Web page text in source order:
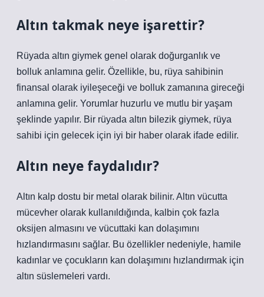
Altın takmak neye işarettir?
Rüyada altın giymek genel olarak doğurganlık ve
bolluk anlamına gelir. Özellikle, bu, rüya sahibinin
finansal olarak iyileşeceği ve bolluk zamanına gireceği
anlamına gelir. Yorumlar huzurlu ve mutlu bir yaşam
şeklinde yapılır. Bir rüyada altın bilezik giymek, rüya
sahibi için gelecek için iyi bir haber olarak ifade edilir.
Altın neye faydalıdır?
Altın kalp dostu bir metal olarak bilinir. Altın vücutta
mücevher olarak kullanıldığında, kalbin çok fazla
oksijen almasını ve vücuttaki kan dolaşımını
hızlandırmasını sağlar. Bu özellikler nedeniyle, hamile
kadınlar ve çocukların kan dolaşımını hızlandırmak için
altın süslemeleri vardı.